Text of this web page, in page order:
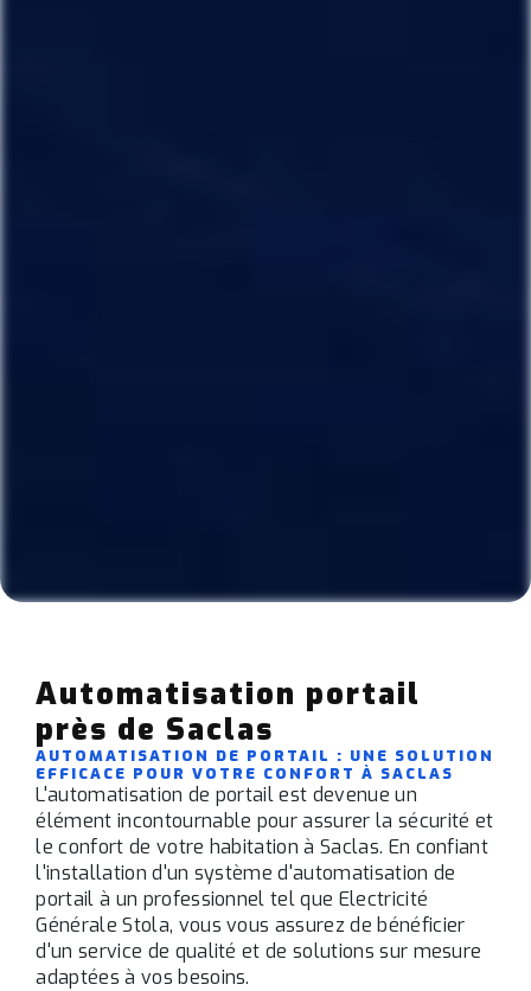
Automatisation portail
près de Saclas
AUTOMATISATION DE PORTAIL : UNE SOLUTION
EFFICACE POUR VOTRE CONFORT À SACLAS
L'automatisation de portail est devenue un
élément incontournable pour assurer la sécurité et
le confort de votre habitation à Saclas. En confiant
l'installation d'un système d'automatisation de
portail à un professionnel tel que Electricité
Générale Stola, vous vous assurez de bénéficier
d'un service de qualité et de solutions sur mesure
adaptées à vos besoins.